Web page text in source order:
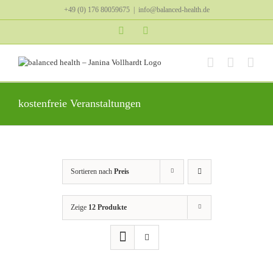
+49 (0) 176 80059675 info@balanced-health.de
Instagram
kostenfreie Veranstaltungen
Sortieren nach Preis
Zeige 12 Produkte